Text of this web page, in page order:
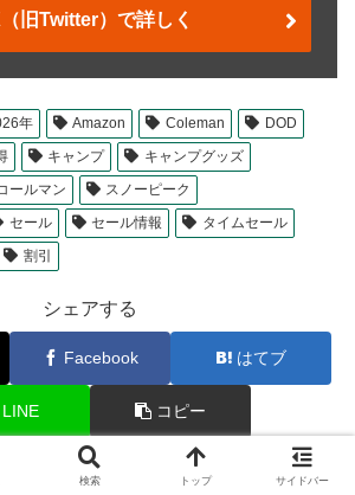
旧Twitter）で詳しく
年 Amazon Coleman
DOD
キャンプ
キャンプグッズ
ールマン
スノーピーク
セール セール情報
タイムセール
割引
シェアする
Facebook はてブ
LINE コピー
検索 トップ サイドバー